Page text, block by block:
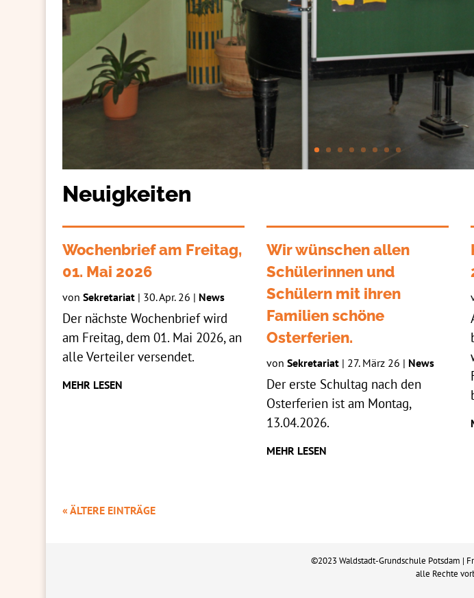
Neuigkeiten
Wochenbrief am Freitag,
01. Mai 2026
vonSekretariat | 30. Apr. 26 | News
Der nächste Wochenbrief wird
am Freitag, dem 01. Mai 2026, an
alle Verteiler versendet.
MEHR LESEN
Wir wünschen allen
Schülerinnen und
Schülern mit ihren
Familien schöne
Osterferien.
vonSekretariat | 27. März 26 | News
Der erste Schultag nach den
Osterferien ist am Montag,
13.04.2026.
MEHR LESEN
« ÄLTERE EINTRÄGE
©2023 Waldstadt-Grundschule Potsdam |
alle Rechte